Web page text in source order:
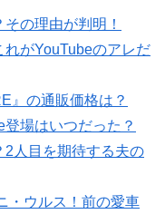
の理由が判明！
がYouTubeのアレだ
』の通販価格は？
場はいつだった？
人目を期待する夫の
・ウルス！前の愛車